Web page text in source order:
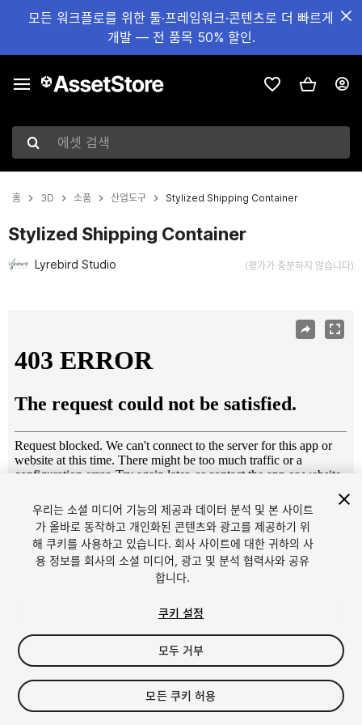
모든 워크플로를 위한 툴·프레임워크·콘텐츠로 더 빠르게
개발 — 전 품목 50% 할인.
에셋 검색
홈 3D 소품 산업도구 Stylized Shipping Container
Stylized Shipping Container
Lyrebird Studio (평가가 충분하지 않습니다)
1/13
$15
세금/부가세는 결제 시 반영됩니다.
우리는 소셜 미디어 기능의 제공과 데이터 분석 및 본 사이트
가 올바로 동작하고 개인화된 콘텐츠와 광고를 제공하기 위
해 쿠키를 사용하고 있습니다. 회사 사이트에 대한 귀하의 사
용 정보를 회사의 소셜 미디어, 광고 및 분석 협력사와 공유
합니다.
쿠키 설정
모두 거부
모든 쿠키 허용